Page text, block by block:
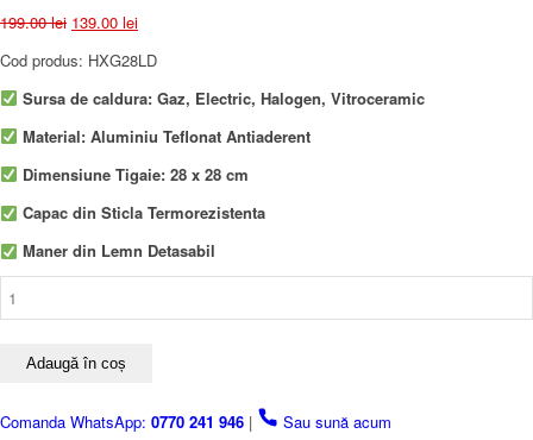
199.00lei Prețul
a
fost:
139.00 leiPrețul
este:
139.00 lei.
Cod produs: HXG28LD
Sursa de caldura: Gaz, Electric, Halogen, Vitroceramic
Material: Aluminiu Teflonat Antiaderent
Dimensiune Tigaie: 28 x 28 cm
Capac din Sticla Termorezistenta
Maner din Lemn Detasabil
aluminiu,
Capac
Adaugă în coș
Comanda WhatsApp: 0770 241 946 |
Sau sună acum